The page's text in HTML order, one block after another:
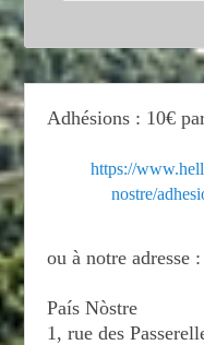
Adhésions : 10€
https://
nostre/
ou à notre adresse :
País Nòstre
1, rue des